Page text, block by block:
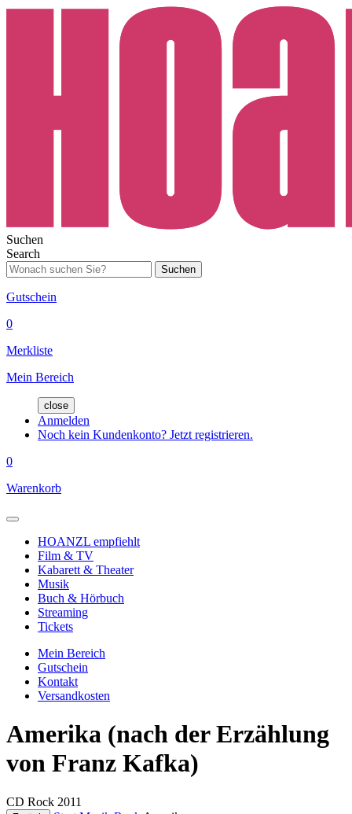
Suchen
Search
Suchen
Gutschein
0
Merkliste
Mein Bereich
close
Anmelden
Noch kein Kundenkonto? Jetzt registrieren.
0
Warenkorb
HOANZL empfiehlt
Film & TV
Kabarett & Theater
Musik
Buch & Hörbuch
Streaming
Tickets
Mein Bereich
Gutschein
Kontakt
Versandkosten
Amerika (nach der Erzählung
von Franz Kafka)
CD Rock 2011